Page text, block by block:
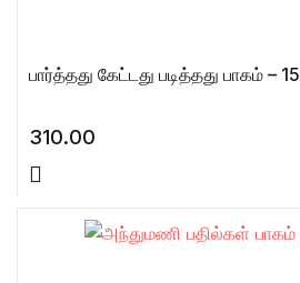
பார்த்தது கேட்டது படித்தது பாகம் – 15
310.00